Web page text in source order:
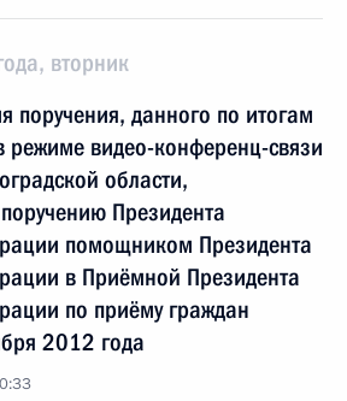
вторник
поручения, данного по итогам
режиме видео-конференц-связи
области,
Президента
помощником Президента
в Приёмной Президента
по приёму граждан
2012 года